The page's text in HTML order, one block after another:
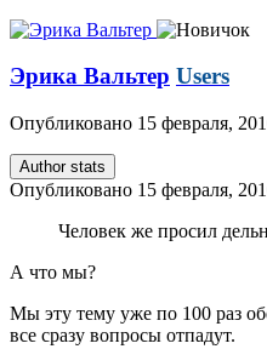
Эрика Вальтер Users
Опубликовано 15 февраля,
Author stats
Опубликовано 15 февраля,
Человек же просил
А что мы?
Мы эту тему уже по 100 раз
все сразу вопросы отпадут.